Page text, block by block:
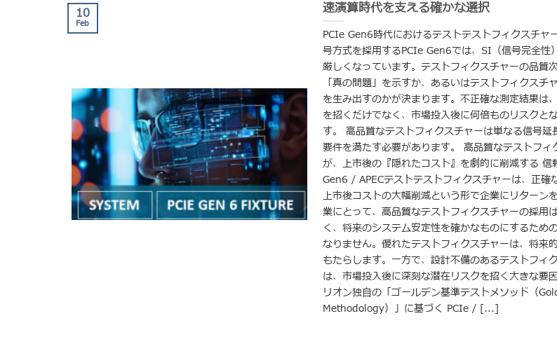
速演算時代を支える確かな選択
PCIe Gen6時代におけるテストテストフィクスチャ
号方式を採用するPCIe Gen6では、SI（信号完全性
厳しくなっています。テストフィクスチャーの品質
「真の問題」を示すか、あるいはテストフィクスチ
を生み出すのかが決まります。不正確な測定結果は
を招くだけでなく、市場投入後に何倍ものリスクと
す。 高品質なテストフィクスチャーは単なる信号延
要件を満たす必要があります。 高品質なテストフィ
が、上市後の『隠れたコスト』を劇的に削減する 信
Gen6 / APECテストテストフィクスチャーは、正確
上市後コストの大幅削減という形で企業にリターン
業にとって、高品質なテストフィクスチャーの採用
く、将来のシステム安定性を確かなものにするため
なりません。優れたテストフィクスチャーは、将来
もたらします。一方で、設計不備のあるテストフィ
は、市場投入後に深刻な潜在リスクを招く大きな要
リオン独自の「ゴールデン基準テストメソッド（
Methodology）」に基づく PCIe / [...]
10
Feb